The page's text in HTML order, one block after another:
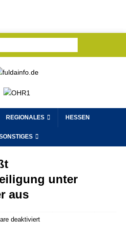
REGIONALES HESSEN
unter
aus
deaktiviert